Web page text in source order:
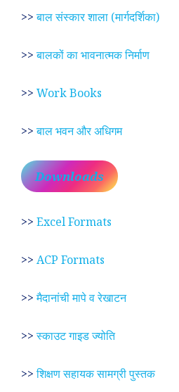
>>बाल संस्कार शाला (मार्गदर्शिका)
>>बालकों का भावनात्मक निर्माण
>> Work Books
>>बाल भवन और अधिगम
Downloads
>> Excel Formats
>> ACP Formats
>>मैदानांची मापे व रेखाटन
>>स्काउट गाइड ज्योति
>>शिक्षण सहायक सामग्री पुस्तक